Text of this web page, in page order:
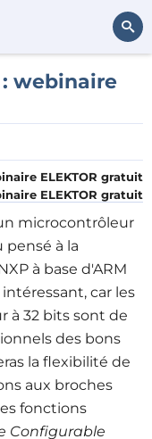
Rechercher
webinaire
ELEKTOR gratuit
microcontrôleur
pensé à la
à base d'ARM
car les
à 32 bits sont de
des bons
la flexibilité de
aux broches
fonctions
Configurable